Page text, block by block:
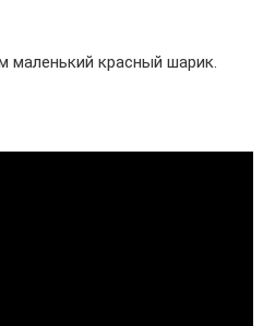
маленький красный шарик.